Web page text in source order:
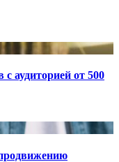
аудиторией от 500